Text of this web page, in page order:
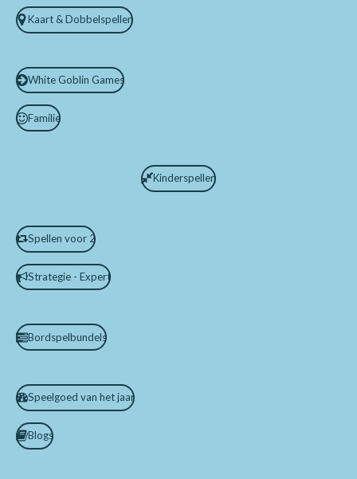
Kaart & Dobbelspellen
White Goblin Games
Familie
Kinderspellen
Spellen voor 2
Strategie - Expert
Bordspelbundels
Speelgoed van het jaar
Blogs